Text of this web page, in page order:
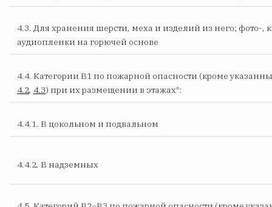
4.3. Для хранения шерсти, меха и изделий из него; фото-,
аудиопленки на горючей основе
4.4. Категории В1 по пожарной опасности (кроме
4.2, 4.3) при их размещении в этажах*:
4.4.1. В цокольном и подвальном
4.4.2. В надземных